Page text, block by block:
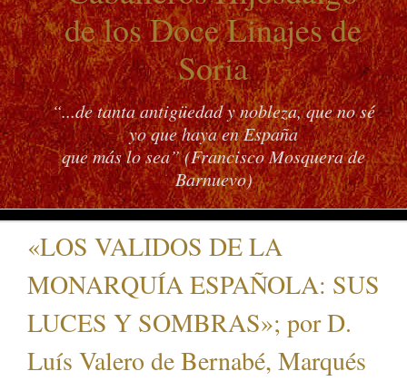
de los Doce Linajes de
Soria
“...de tanta antigüedad y nobleza, que no sé
yo que haya en España
que más lo sea” (Francisco Mosquera de
Barnuevo)
«LOS VALIDOS DE LA
MONARQUÍA ESPAÑOLA: SUS
LUCES Y SOMBRAS»; por D.
Luís Valero de Bernabé, Marqués